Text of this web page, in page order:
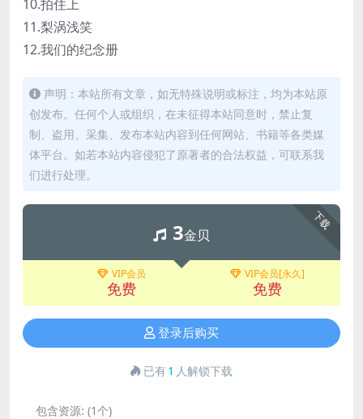
10.拍住上
11.梨涡浅笑
12.我们的纪念册
声明：本站所有文章，如无特殊说明或标注，均为本站原
创发布。任何个人或组织，在未征得本站同意时，禁止复
制、盗用、采集、发布本站内容到任何网站、书籍等各类媒
体平台。如若本站内容侵犯了原著者的合法权益，可联系我
们进行处理。
下载
3金贝
VIP会员
免费
VIP会员[永久]
免费
登录后购买
已有1 人解锁下载
包含资源: (1个)